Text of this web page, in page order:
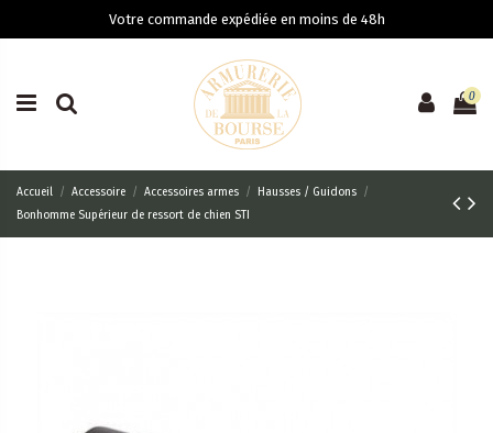
Votre commande expédiée en moins de 48h
0
Accueil Accessoire Accessoires armes
Hausses / Guidons
Bonhomme Supérieur de ressort de chien STI